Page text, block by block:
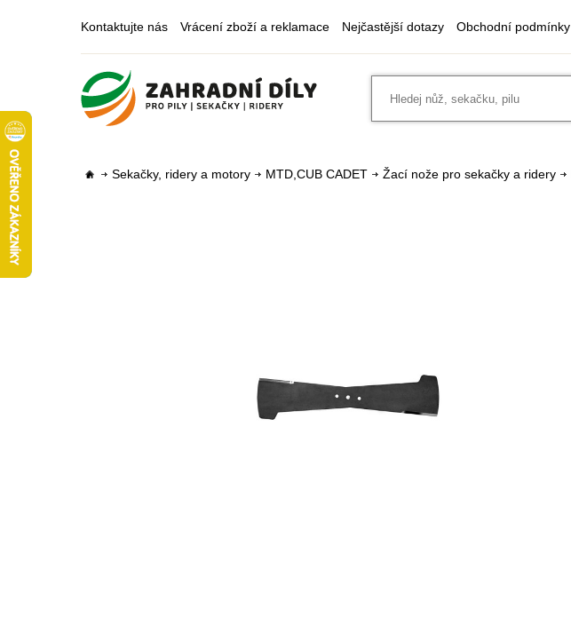
Kontaktujte nás Vrácení zboží a reklamace Nejčastější dotazy Obchodní podmínky
Sekačky, ridery a motory MTD,CUB CADET Žací nože pro sekačky a ridery